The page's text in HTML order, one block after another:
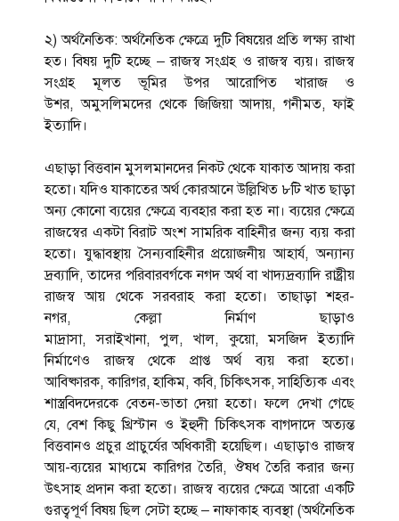
২) অর্থনৈতিক: অর্থনৈতিক ক্ষেত্রে দুটি বিষয়ের প্রতি লক্ষ্য রাখা
হত। বিষয় দুটি হচ্ছে – রাজস্ব সংগ্রহ ও রাজস্ব ব্যয়। রাজস্ব
সংগ্রহ মূলত ভূমির উপর আরোপিত খারাজ ও
উশর, অমুসলিমদের থেকে জিজিয়া আদায়, গনীমত, ফাই
ইত্যাদি।
এছাড়া বিত্তবান মুসলমানদের নিকট থেকে যাকাত আদায় করা
হতো। যদিও যাকাতের অর্থ কোরআনে উল্লিখিত ৮টি খাত ছাড়া
অন্য কোনো ব্যয়ের ক্ষেত্রে ব্যবহার করা হত না। ব্যয়ের ক্ষেত্রে
রাজস্বের একটা বিরাট অংশ সামরিক বাহিনীর জন্য ব্যয় করা
হতো। যুদ্ধাবস্থায় সৈন্যবাহিনীর প্রয়োজনীয় আহার্য, অন্যান্য
দ্রব্যাদি, তাদের পরিবারবর্গকে নগদ অর্থ বা খাদ্যদ্রব্যাদি রাষ্ট্রীয়
রাজস্ব আয় থেকে সরবরাহ করা হতো। তাছাড়া শহর-
নগর, কেল্লা নির্মাণ ছাড়াও
মাদ্রাসা, সরাইখানা, পুল, খাল, কুয়ো, মসজিদ ইত্যাদি
নির্মাণেও রাজস্ব থেকে প্রাপ্ত অর্থ ব্যয় করা হতো।
আবিষ্কারক, কারিগর, হাকিম, কবি, চিকিৎসক, সাহিত্যিক এবং
শাস্ত্রবিদদেরকে বেতন-ভাতা দেয়া হতো। ফলে দেখা গেছে
যে, বেশ কিছু খ্রিস্টান ও ইহুদী চিকিৎসক বাগদাদে অত্যন্ত
বিত্তবানও প্রচুর প্রাচুর্যের অধিকারী হয়েছিল। এছাড়াও রাজস্ব
আয়-ব্যয়ের মাধ্যমে কারিগর তৈরি, ঔষধ তৈরি করার জন্য
উৎসাহ প্রদান করা হতো। রাজস্ব ব্যয়ের ক্ষেত্রে আরো একটি
গুরত্বপূর্ণ বিষয় ছিল সেটা হচ্ছে – নাফাকাহ ব্যবস্থা (অর্থনৈতিক